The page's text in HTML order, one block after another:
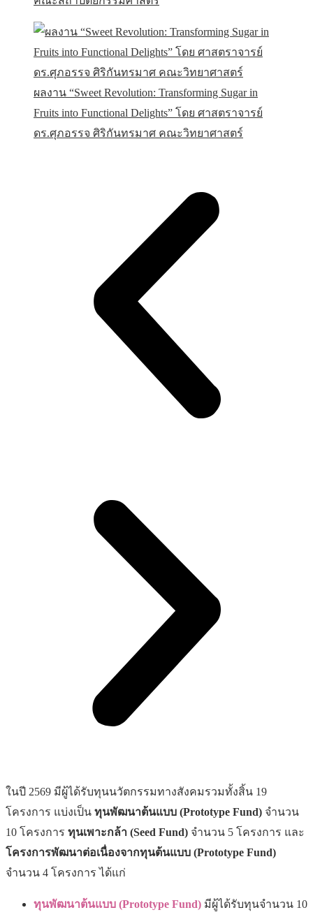
ผลงาน “Sweet Revolution: Transforming Sugar in
Fruits into Functional Delights” โดย ศาสตราจารย์
ดร.ศุภอรรจ ศิริกันทรมาศ คณะวิทยาศาสตร์
ในปี 2569 มีผู้ได้รับทุนนวัตกรรมทางสังคมรวมทั้งสิ้น 19
โครงการ แบ่งเป็น ทุนพัฒนาต้นแบบ (Prototype Fund) จำนวน
10 โครงการ ทุนเพาะกล้า (Seed Fund) จำนวน 5 โครงการ และ
โครงการพัฒนาต่อเนื่องจากทุนต้นแบบ (Prototype Fund)
จำนวน 4 โครงการ ได้แก่
ทุนพัฒนาต้นแบบ (Prototype Fund) มีผู้ได้รับทุนจำนวน 10